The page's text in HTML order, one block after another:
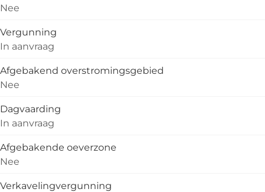
Nee
Vergunning
In aanvraag
Afgebakend overstromingsgebied
Nee
Dagvaarding
In aanvraag
Afgebakende oeverzone
Nee
Verkavelingvergunning